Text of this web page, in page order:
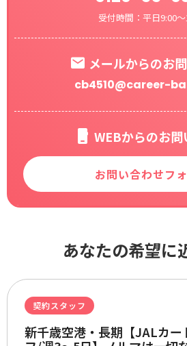
受付時間：平日9:00
メールからのお
cb4510@career-
WEBからのお問
お問い合わせフ
あなたの希望に
契約スタッフ
新千歳空港・長期【JALカー